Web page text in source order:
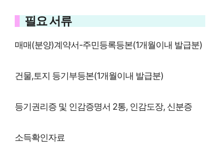
필요 서류
매매(분양)계약서-주민등록등본(1개월이내 발급분)
건물,토지 등기부등본(1개월이내 발급분)
등기권리증 및 인감증명서 2통, 인감도장, 신분증
소득확인자료